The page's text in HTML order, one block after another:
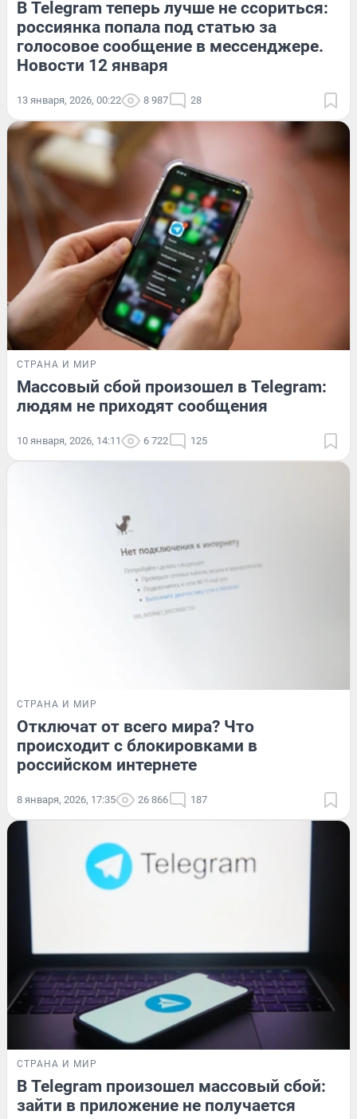
В Telegram теперь лучше не ссориться:
россиянка попала под статью за
голосовое сообщение в мессенджере.
Новости 12 января
13 января, 2026, 00:22 8 987 28
СТРАНА И МИР
Массовый сбой произошел в Telegram:
людям не приходят сообщения
10 января, 2026, 14:11 6 722 125
СТРАНА И МИР
Отключат от всего мира? Что
происходит с блокировками в
российском интернете
8 января, 2026, 17:35 26 866 187
СТРАНА И МИР
В Telegram произошел массовый сбой:
зайти в приложение не получается